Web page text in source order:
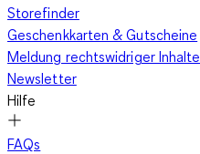
Storefinder
Geschenkkarten & Gutscheine
Meldung rechtswidriger Inhalte
Newsletter
Hilfe
FAQs